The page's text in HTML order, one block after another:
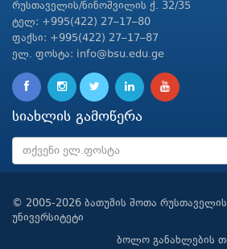
რუსთაველის/ნინოშვილის ქ. 32/35
ტელ: +995(422) 27–17–80
ფაქსი: +995(422) 27–17–87
ელ. ფოსტა: info@bsu.edu.ge
სიახლის გამოწერა
© 2005-2026 ბათუმის შოთა
უნივერსიტეტი
ბოლო განახლების